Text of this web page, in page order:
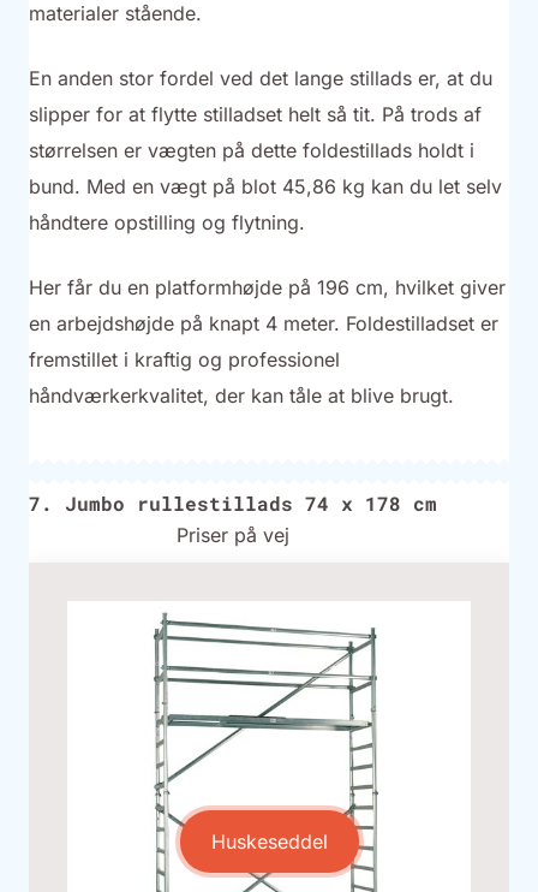
materialer stående.
En anden stor fordel ved det lange stillads er, at du
slipper for at flytte stilladset helt så tit. På trods af
størrelsen er vægten på dette foldestillads holdt i
bund. Med en vægt på blot 45,86 kg kan du let selv
håndtere opstilling og flytning.
Her får du en platformhøjde på 196 cm, hvilket giver
en arbejdshøjde på knapt 4 meter. Foldestilladset er
fremstillet i kraftig og professionel
håndværkerkvalitet, der kan tåle at blive brugt.
7. Jumbo rullestillads 74 x 178 cm
Priser på vej
Huskeseddel